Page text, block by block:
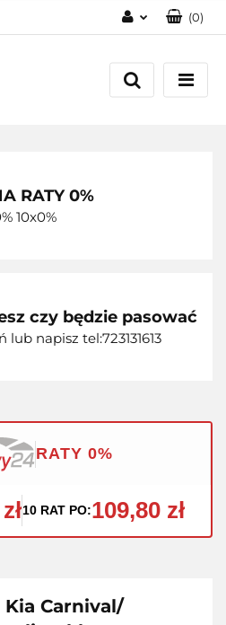
Zaloguj się
Zarejestruj się
(0)
RATY 0%
10x0%
czy będzie pasować
lub napisz tel:723131613
RATY 0%
10 RAT PO:109,80 zł
Carnival/